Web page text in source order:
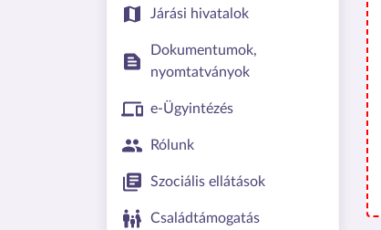
Járási hivatalok
Dokumentumok,
nyomtatványok
e-Ügyintézés
Rólunk
Szociális ellátások
Családtámogatás